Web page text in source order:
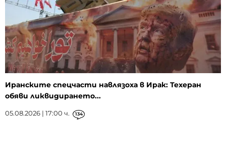
Иранските спецчасти навлязоха в Ирак: Техеран
обяви ликвидирането...
05.08.2026 | 17:00 ч. 134